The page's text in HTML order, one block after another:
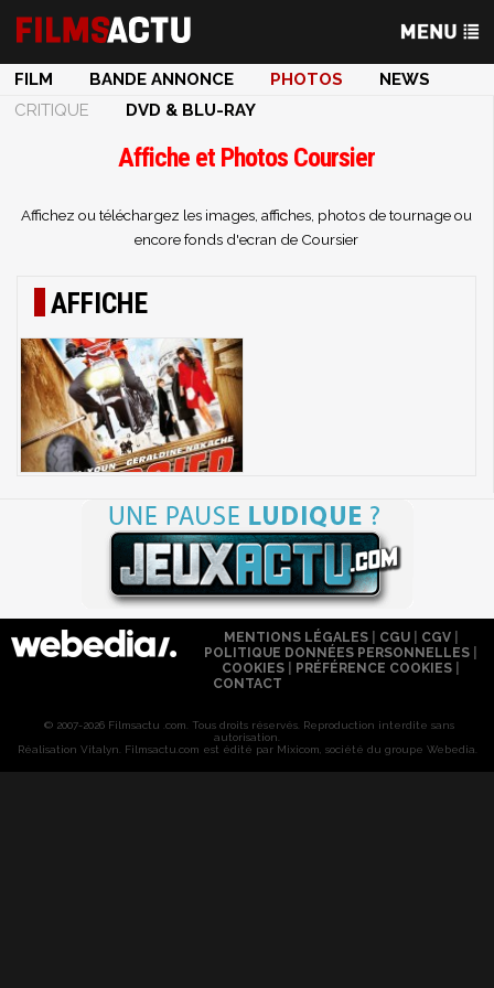
FILM BANDE ANNONCE PHOTOS
NEWS
CRITIQUE
DVD & BLU-RAY
Affiche et Photos Coursier
Affichez ou téléchargez les images, affiches, photos de tournage ou
encore fonds d'ecran de Coursier
AFFICHE
MENTIONS LÉGALES| CGU| CGV|
POLITIQUE DONNÉES PERSONNELLES
COOKIES
PRÉFÉRENCE COOKIES
CONTACT
© 2007-2026 Filmsactu .com. Tous droits réservés. Reproduction interdite sans
autorisation.
Réalisation Vitalyn . Filmsactu .com est édité par Mixicom, société du groupe Webedia.